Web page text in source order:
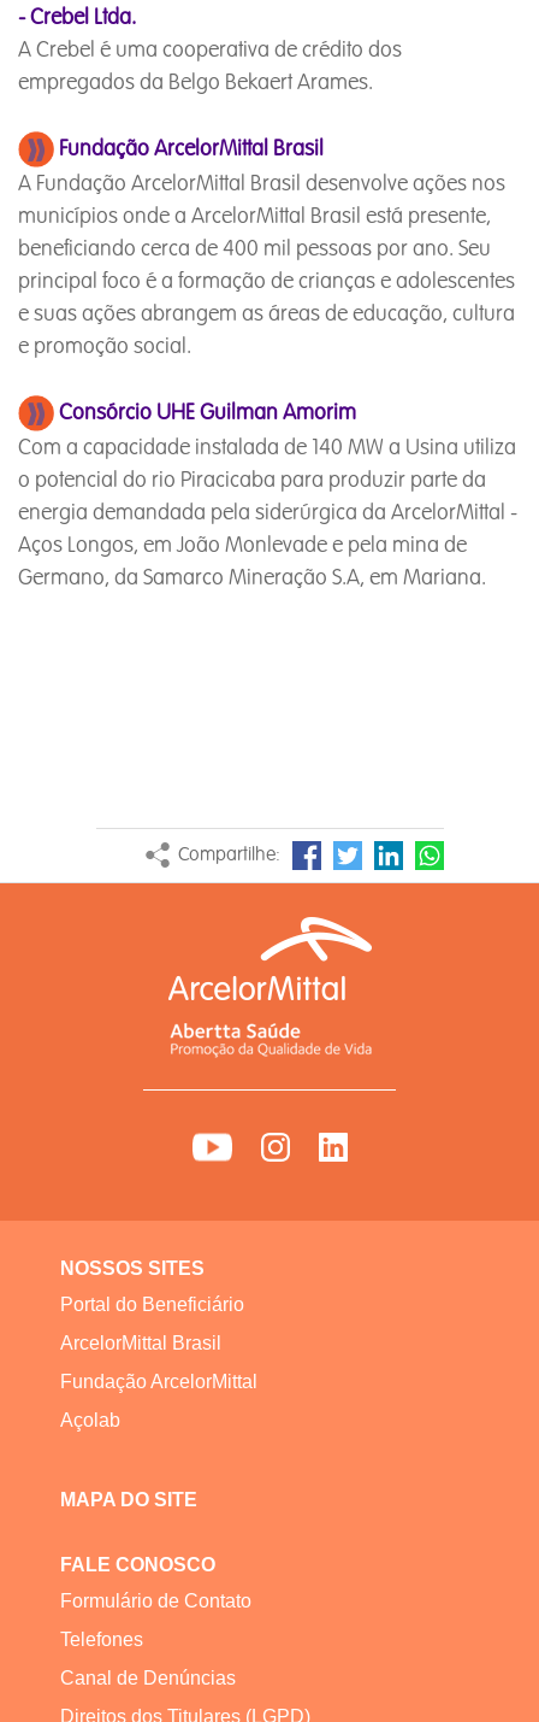
- Crebel Ltda.
A Crebel é uma cooperativa de crédito dos
empregados da Belgo Bekaert Arames.
Fundação ArcelorMittal Brasil
A Fundação ArcelorMittal Brasil desenvolve ações nos
municípios onde a ArcelorMittal Brasil está presente,
beneficiando cerca de 400 mil pessoas por ano. Seu
principal foco é a formação de crianças e adolescentes
e suas ações abrangem as áreas de educação, cultura
e promoção social.
Consórcio UHE Guilman Amorim
Com a capacidade instalada de 140 MW a Usina utiliza
o potencial do rio Piracicaba para produzir parte da
energia demandada pela siderúrgica da ArcelorMittal -
Aços Longos, em João Monlevade e pela mina de
Germano, da Samarco Mineração S.A, em Mariana.
Compartilhe:
NOSSOS SITES
Portal do Beneficiário
ArcelorMittal Brasil
Fundação ArcelorMittal
Açolab
MAPA DO SITE
FALE CONOSCO
Formulário de Contato
Telefones
Canal de Denúncias
Direitos dos Titulares (LGPD)